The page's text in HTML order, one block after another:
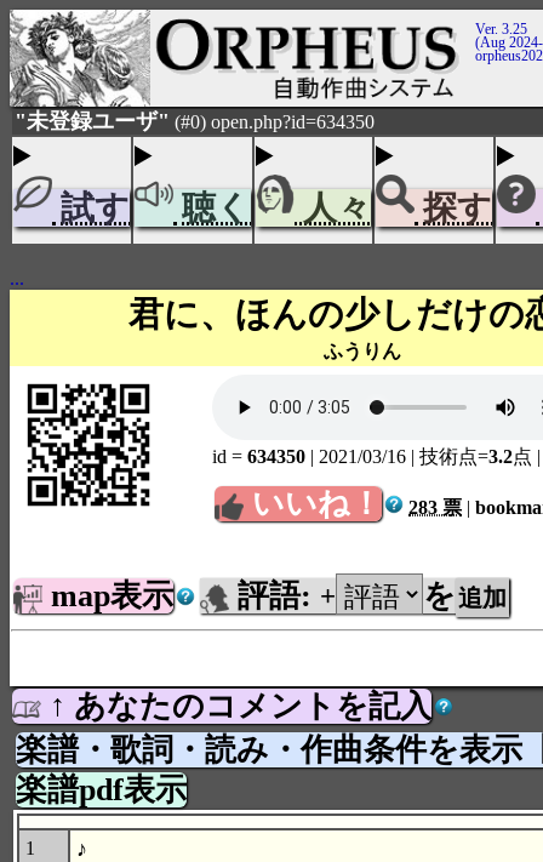
Ver. 3.25
(Aug
"未登録ユーザ" (#0) open.php?id=634350
試す 聴く 人々 探す
...
君に、ほんの少しだけの
ふうりん
id = 634350 | 2021/03/16 | 技術点=3.2点
いいね！ 283 票 |
map表示 評語: + を
↑ あなたのコメントを記入
楽譜・歌詞・読み・作曲条件を表示
楽譜pdf表示
1 ♪